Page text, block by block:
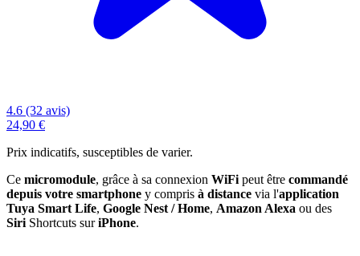
4.6 (32 avis)
24,90 €
Prix indicatifs, susceptibles de varier.
Ce micromodule, grâce à sa connexion WiFi peut être commandé
depuis votre smartphone y compris à distance via l'application
Tuya Smart Life, Google Nest / Home, Amazon Alexa ou des
Siri Shortcuts suriPhone.